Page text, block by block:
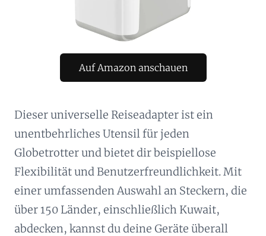
Auf Amazon anschauen
Dieser universelle Reiseadapter ist ein
unentbehrliches Utensil für jeden
Globetrotter und bietet dir beispiellose
Flexibilität und Benutzerfreundlichkeit. Mit
einer umfassenden Auswahl an Steckern, die
über 150 Länder, einschließlich Kuwait,
abdecken, kannst du deine Geräte überall